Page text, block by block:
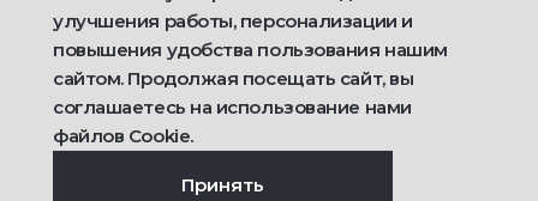
Фирменные салоны
2021 — 2026 © Estima
Политика конфиденциальности
Ametist IT
улучшения работы, персонализации и
повышения удобства пользования нашим
сайтом. Продолжая посещать сайт, вы
соглашаетесь на использование нами
файлов Cookie.
Принять